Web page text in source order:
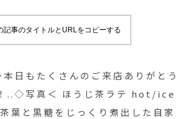
のお客さまもたくさんいらっしゃ
す…ご了承ください。..明日も朝9
グ営業しております！たくさんの
ております。…#drink #ドリンク#
記事のタイトルとURLをコピーする
日もたくさんのご来店ありがとう
..◇写真＜ ほうじ茶ラテ hot/ice
葉と黒糖をじっくり煮出した自家